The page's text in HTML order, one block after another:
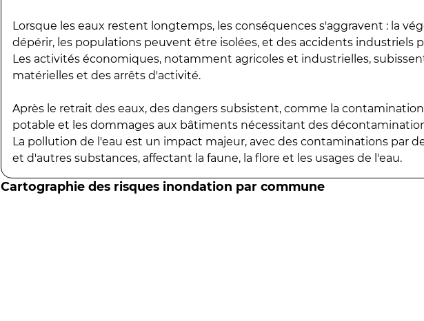
Lorsque les eaux restent longtemps, les conséquences s'aggravent : la
dépérir, les populations peuvent être isolées, et des accidents industriels
Les activités économiques, notamment agricoles et industrielles,
matérielles et des arrêts d'activité.
Après le retrait des eaux, des dangers subsistent, comme la
potable et les dommages aux bâtiments nécessitant des
La pollution de l'eau est un impact majeur, avec des contaminations par
et d'autres substances, affectant la faune, la flore et les usages de l'eau.
Cartographie des risques inondation par commune